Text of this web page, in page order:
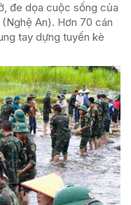
đe dọa cuộc sống của
An). Hơn 70 cán
tay dựng tuyến kè